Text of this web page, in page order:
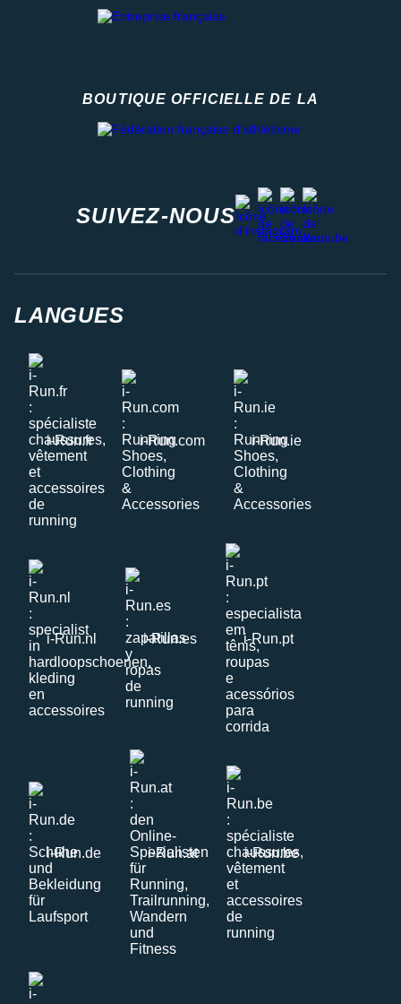
BOUTIQUE OFFICIELLE DE LA
SUIVEZ-NOUS
instagram
facebook
stravayoutube
LANGUES
i-Run.fr i-Run.com i-Run.ie
i-Run.nl i-Run.es i-Run.pt
i-Run.de i-Run.at i-Run.be